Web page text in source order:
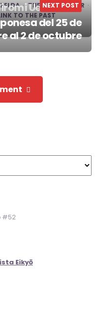
THE WIND WAKER
TO THE PAST
Uehara
NEXT POST
del 25 de
al 2 de octubre
#52
Eikyō